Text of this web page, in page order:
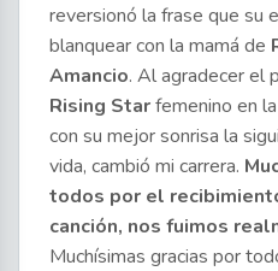
reversionó la frase que su
blanquear con la mamá de
Amancio. Al agradecer el
Rising Starfemenino en
con su mejor sonrisa la
vida, cambió mi carrera.
todos por el
canción, nos fuimos
Muchísimas gracias por